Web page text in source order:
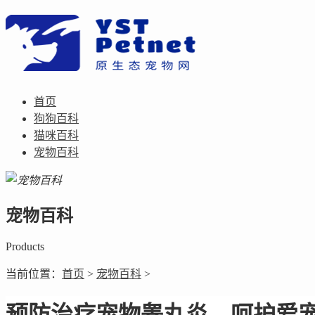
首页
狗狗百科
猫咪百科
宠物百科
宠物百科
Products
当前位置： 首页 > 宠物百科 >